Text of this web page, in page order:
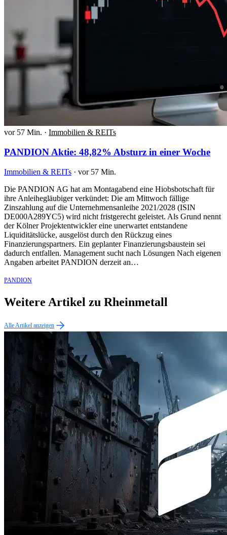
vor 57 Min. · Immobilien & REITs
PANDION Aktie: 48,82% Absturz in einer Woche
Immobilien & REITs · vor 57 Min.
Die PANDION AG hat am Montagabend eine Hiobsbotschaft für
ihre Anleihegläubiger verkündet: Die am Mittwoch fällige
Zinszahlung auf die Unternehmensanleihe 2021/2028 (ISIN
DE000A289YC5) wird nicht fristgerecht geleistet. Als Grund nennt
der Kölner Projektentwickler eine unerwartet entstandene
Liquiditätslücke, ausgelöst durch den Rückzug eines
Finanzierungspartners. Ein geplanter Finanzierungsbaustein sei
dadurch entfallen. Management sucht nach Lösungen Nach eigenen
Angaben arbeitet PANDION derzeit an…
PANDION
Weitere Artikel zu Rheinmetall
Alle Artikel anzeigen